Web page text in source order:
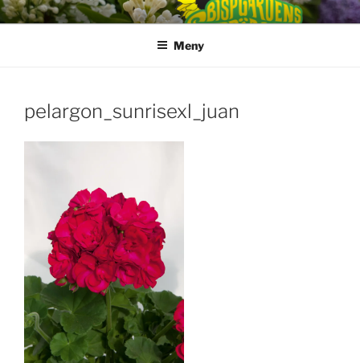
Hoppa
till
Meny
pelargon_sunrisexl_juan